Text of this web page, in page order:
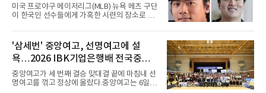
미 귀국, 배지환은 미국 잔류할 듯
미국 프로야구 메이저리그(MLB) 뉴욕 메츠 구단
이 한국인 선수들에게 가혹한 시련의 장소로 전
대형 유망주로 기대를 모았던 투수 심준석에 이
어, 빅리그 경력을 지닌 내외야수 배지환까지 연
달아 뉴욕 메츠 산하 마이너리그에서 방출 통보
를 받는 아픔을 겪었다. 두 선수의 동반 이탈은
메츠 구단이 유독 한국 선수들에게 '기회의 땅'이
아닌 '무덤'처럼 작용하고 있음을 방증하고 있다.
고교 시절 시속 160km에 달하는 강속구로 큰 스
'삼세번' 중앙여고, 선명여고에 설
욕…2026 IBK기업은행배 전국중고
배구대회 우승
중앙여고가 세 번째 결승 맞대결 끝에 마침내 선
명여고를 꺾고 정상에 올랐다.중앙여고는 6일